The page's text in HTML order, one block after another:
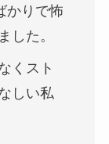
かりで怖
した。
くスト
しい私